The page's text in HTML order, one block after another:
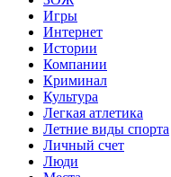
Игры
Интернет
Истории
Компании
Криминал
Культура
Легкая атлетика
Летние виды спорта
Личный счет
Люди